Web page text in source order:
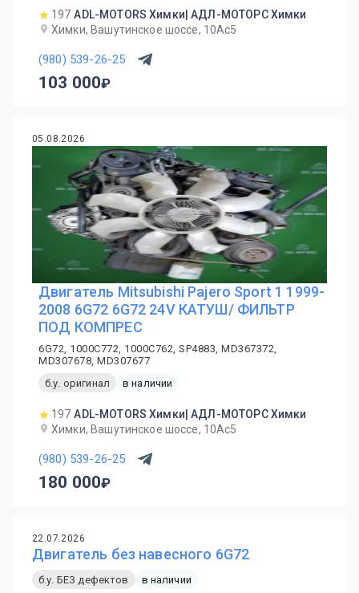
197 ADL-MOTORS Химки| АДЛ-МОТОРС Химки
Химки, Вашутинское шоссе, 10Ас5
(980) 539-26-25
103 000
05.08.2026
Двигатель Mitsubishi Pajero Sport 1 1999-
2008 6G72 6G72 24V КАТУШ/ ФИЛЬТР
ПОД КОМПРЕС
6G72, 1000C772, 1000C762, SP4883, MD367372,
MD307678, MD307677
б.у. оригинал
в наличии
197 ADL-MOTORS Химки| АДЛ-МОТОРС Химки
Химки, Вашутинское шоссе, 10Ас5
(980) 539-26-25
180 000
22.07.2026
Двигатель без навесного 6G72
б.у. БЕЗ дефектов в наличии